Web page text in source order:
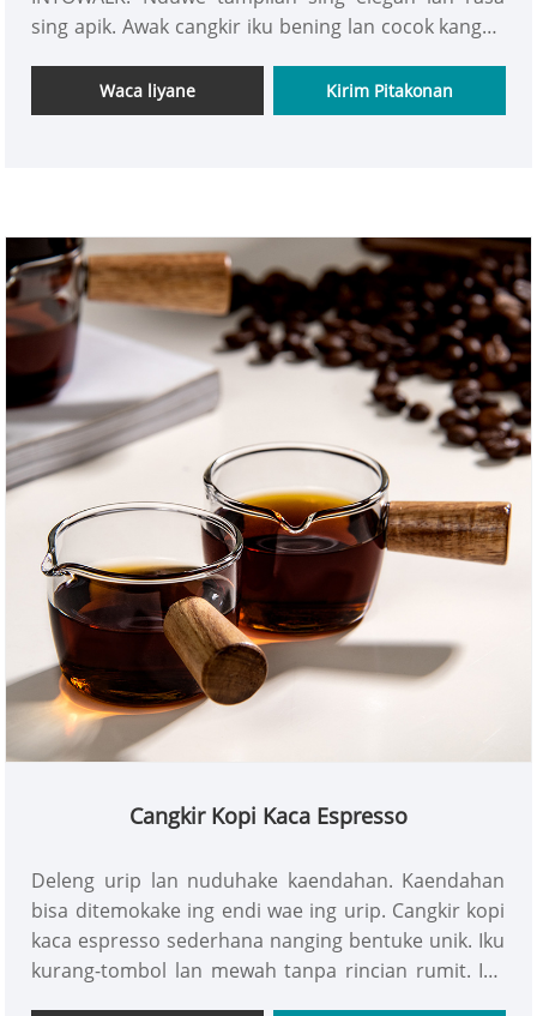
sing apik. Awak cangkir iku bening lan cocok kanggo
ngombe kopi wis dadi kesenengan. Desain terisolasi
lapisan kaping pindho saka cangkir kopi iki cocog
Waca liyane Kirim Pitakonan
Cangkir Kopi Kaca Espresso
Deleng urip lan nuduhake kaendahan. Kaendahan
bisa ditemokake ing endi wae ing urip. Cangkir kopi
kaca espresso sederhana nanging bentuke unik. Iku
kurang-tombol lan mewah tanpa rincian rumit. Iku